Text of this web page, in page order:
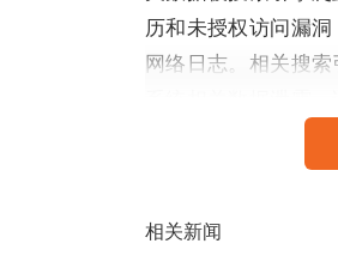
历和未授权访问漏
网络日志。相关搜
系统相关数据泄露
统未依法留存相关
造成数据泄露后果
罚。
相关新闻